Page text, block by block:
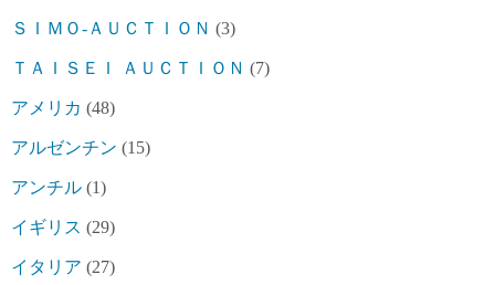
ＳＩＭＯ-ＡＵＣＴＩＯＮ (3)
ＴＡＩＳＥＩ ＡＵＣＴＩＯＮ (7)
アメリカ (48)
アルゼンチン (15)
アンチル (1)
イギリス (29)
イタリア (27)